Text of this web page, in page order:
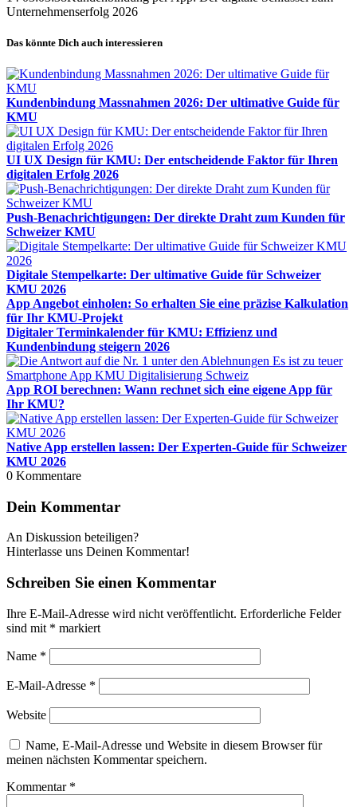
Unternehmenserfolg 2026
Das könnte Dich auch interessieren
Kundenbindung Massnahmen 2026: Der ultimative Guide für
KMU
UI UX Design für KMU: Der entscheidende Faktor für Ihren
digitalen Erfolg 2026
Push-Benachrichtigungen: Der direkte Draht zum Kunden für
Schweizer KMU
Digitale Stempelkarte: Der ultimative Guide für Schweizer
KMU 2026
App Angebot einholen: So erhalten Sie eine präzise Kalkulation
für Ihr KMU-Projekt
Digitaler Terminkalender für KMU: Effizienz und
Kundenbindung steigern 2026
App ROI berechnen: Wann rechnet sich eine eigene App für
Ihr KMU?
Native App erstellen lassen: Der Experten-Guide für Schweizer
KMU 2026
0 Kommentare
Dein Kommentar
An Diskussion beteiligen?
Hinterlasse uns Deinen Kommentar!
Schreiben Sie einen Kommentar
Ihre E-Mail-Adresse wird nicht veröffentlicht. Erforderliche Felder
sind mit * markiert
Name *
E-Mail-Adresse *
Website
Name, E-Mail-Adresse und Website in diesem Browser für
meinen nächsten Kommentar speichern.
Kommentar *